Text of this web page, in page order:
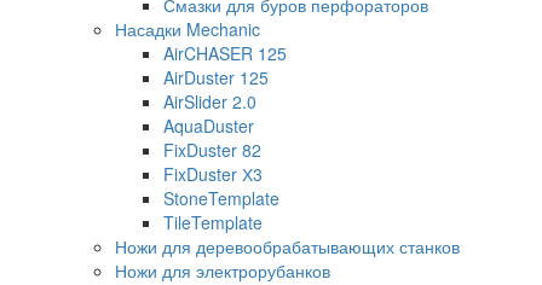
Смазки для буров перфораторов
Насадки Mechanic
AirCHASER 125
AirDuster 125
AirSlider 2.0
AquaDuster
FixDuster 82
FixDuster Х3
StoneTemplate
TileTemplate
Ножи для деревообрабатывающих станков
Ножи для электрорубанков